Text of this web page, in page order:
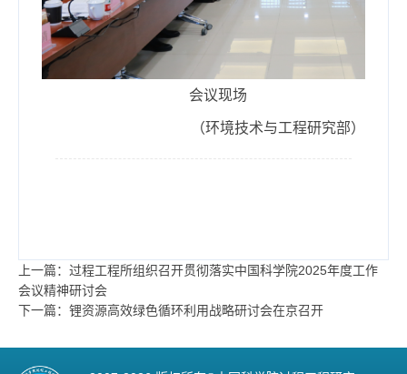
会议现场
（环境技术与工程研究部）
上一篇：过程工程所组织召开贯彻落实中国科学院2025年度工作
会议精神研讨会
下一篇：锂资源高效绿色循环利用战略研讨会在京召开